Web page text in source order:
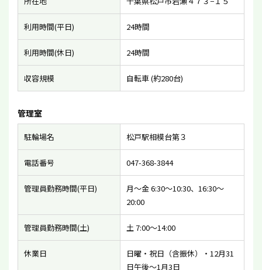
利用時間(平日) 24時間
利用時間(休日) 24時間
収容規模 自転車 (約280台)
管理室
駐輪場名 松戸駅相模台第３
電話番号 047-368-3844
管理員勤務時間(平日)
月〜金 6:30〜10:30、16:30〜
20:00
管理員勤務時間(土) 土 7:00〜14:00
休業日
日曜・祝日（含振休）・12月31
日午後〜1月3日